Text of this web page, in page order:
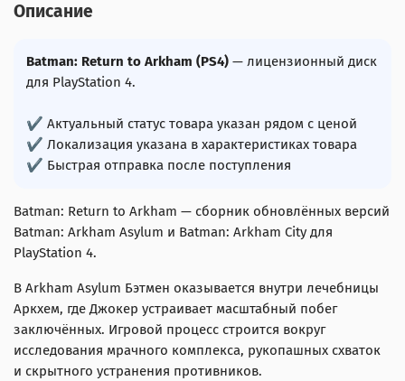
Описание
Batman: Return to Arkham (PS4) — лицензионный диск
для PlayStation 4.
✔ Актуальный статус товара указан рядом с ценой
✔ Локализация указана в характеристиках товара
✔ Быстрая отправка после поступления
Batman: Return to Arkham — сборник обновлённых версий
Batman: Arkham Asylum и Batman: Arkham City для
PlayStation 4.
В Arkham Asylum Бэтмен оказывается внутри лечебницы
Аркхем, где Джокер устраивает масштабный побег
заключённых. Игровой процесс строится вокруг
исследования мрачного комплекса, рукопашных схваток
и скрытного устранения противников.